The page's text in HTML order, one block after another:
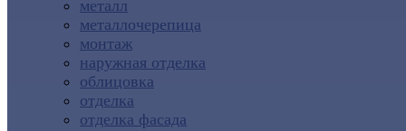
металл
металлочерепица
монтаж
наружная отделка
облицовка
отделка
отделка фасада